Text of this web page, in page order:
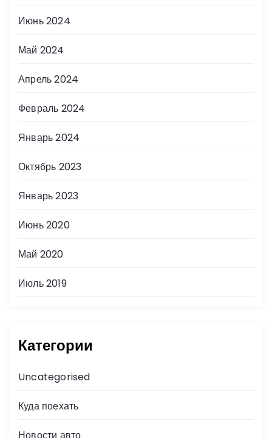
Июнь 2024
Май 2024
Апрель 2024
Февраль 2024
Январь 2024
Октябрь 2023
Январь 2023
Июнь 2020
Май 2020
Июль 2019
Категории
Uncategorised
Куда поехать